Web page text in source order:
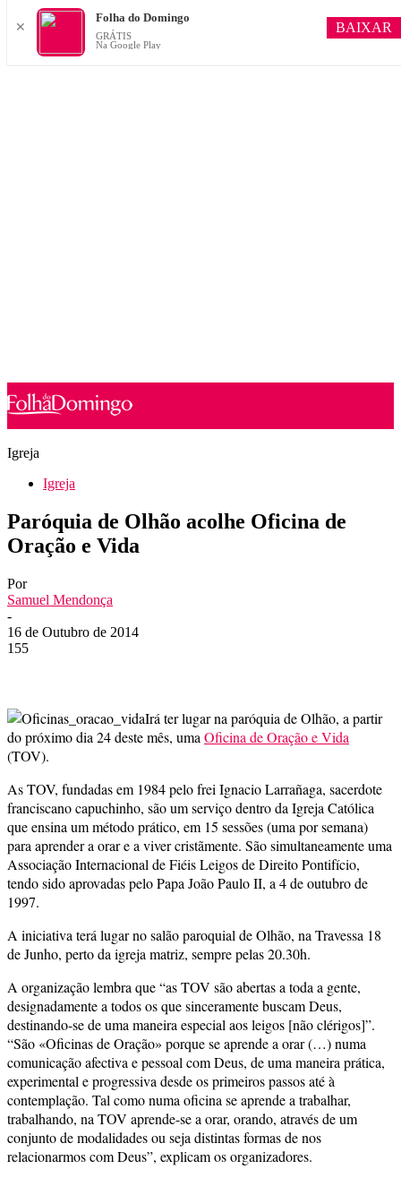
Igreja
Igreja
Paróquia de Olhão acolhe Oficina de
Oração e Vida
Por
Samuel Mendonça
-
16 de Outubro de 2014
155
Irá ter lugar na paróquia de Olhão, a partir
do próximo dia 24 deste mês, uma Oficina de Oração e Vida
(TOV).
As TOV, fundadas em 1984 pelo frei Ignacio Larrañaga, sacerdote
franciscano capuchinho, são um serviço dentro da Igreja Católica
que ensina um método prático, em 15 sessões (uma por semana)
para aprender a orar e a viver cristãmente. São simultaneamente uma
Associação Internacional de Fiéis Leigos de Direito Pontifício,
tendo sido aprovadas pelo Papa João Paulo II, a 4 de outubro de
1997.
A iniciativa terá lugar no salão paroquial de Olhão, na Travessa 18
de Junho, perto da igreja matriz, sempre pelas 20.30h.
A organização lembra que “as TOV são abertas a toda a gente,
designadamente a todos os que sinceramente buscam Deus,
destinando-se de uma maneira especial aos leigos [não clérigos]”.
“São «Oficinas de Oração» porque se aprende a orar (…) numa
comunicação afectiva e pessoal com Deus, de uma maneira prática,
experimental e progressiva desde os primeiros passos até à
contemplação. Tal como numa oficina se aprende a trabalhar,
trabalhando, na TOV aprende-se a orar, orando, através de um
conjunto de modalidades ou seja distintas formas de nos
relacionarmos com Deus”, explicam os organizadores.
✕
Folha do Domingo
GRÁTIS
Na Google Play
BAIXAR